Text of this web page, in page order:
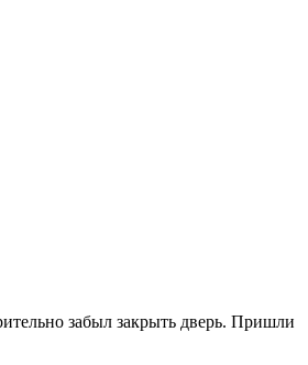
забыл закрыть дверь. Пришли